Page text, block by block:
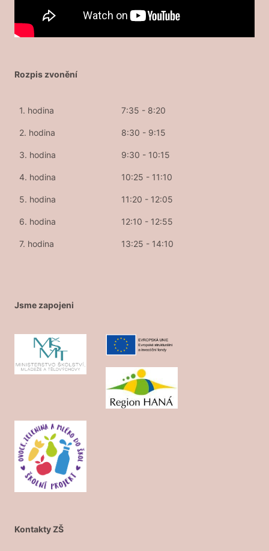
Rozpis zvonění
1. hodina 7:35 - 8:20
2. hodina 8:30 - 9:15
3. hodina 9:30 - 10:15
4. hodina 10:25 - 11:10
5. hodina 11:20 - 12:05
6. hodina 12:10 - 12:55
7. hodina 13:25 - 14:10
Jsme zapojeni
Kontakty ZŠ